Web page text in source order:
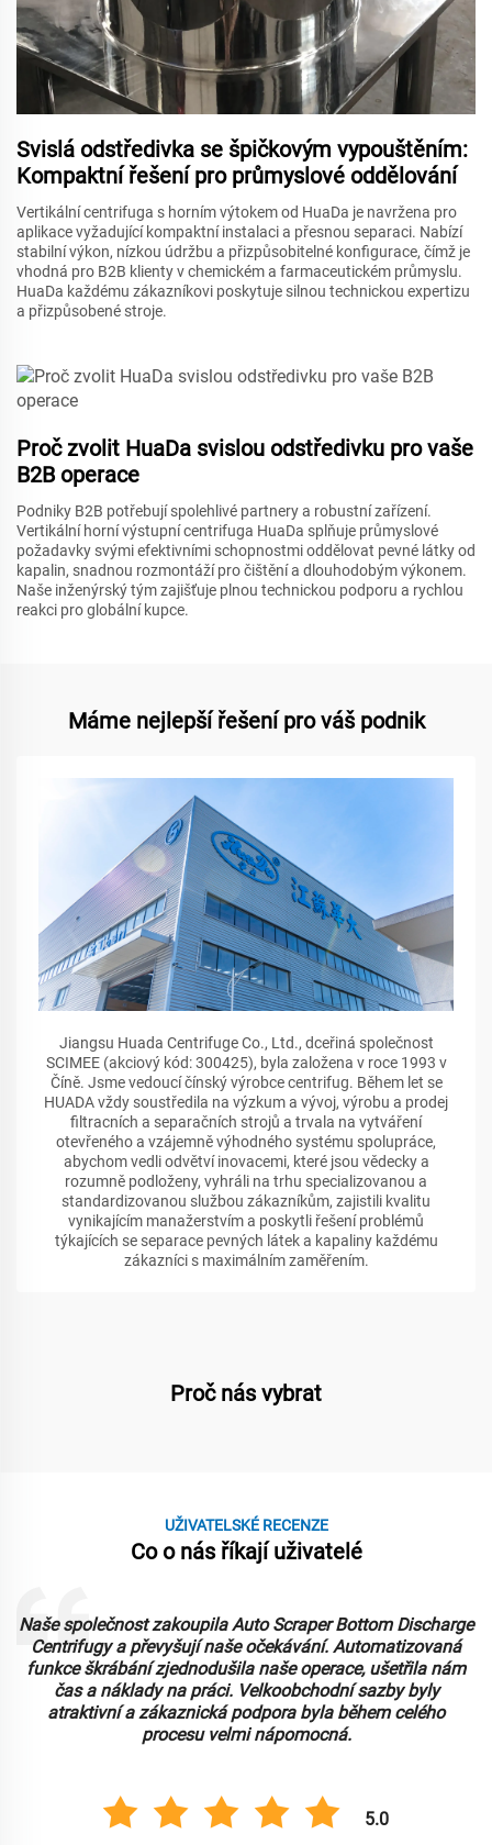
Svislá odstředivka se špičkovým vypouštěním:
Kompaktní řešení pro průmyslové oddělování
Vertikální centrifuga s horním výtokem od HuaDa je navržena pro
aplikace vyžadující kompaktní instalaci a přesnou separaci. Nabízí
stabilní výkon, nízkou údržbu a přizpůsobitelné konfigurace, čímž je
vhodná pro B2B klienty v chemickém a farmaceutickém průmyslu.
HuaDa každému zákazníkovi poskytuje silnou technickou expertizu
a přizpůsobené stroje.
Proč zvolit HuaDa svislou odstředivku pro vaše
B2B operace
Podniky B2B potřebují spolehlivé partnery a robustní zařízení.
Vertikální horní výstupní centrifuga HuaDa splňuje průmyslové
požadavky svými efektivními schopnostmi oddělovat pevné látky od
kapalin, snadnou rozmontáží pro čištění a dlouhodobým výkonem.
Naše inženýrský tým zajišťuje plnou technickou podporu a rychlou
reakci pro globální kupce.
Máme nejlepší řešení pro váš podnik
Jiangsu Huada Centrifuge Co., Ltd., dceřiná společnost
SCIMEE (akciový kód: 300425), byla založena v roce 1993 v
Číně. Jsme vedoucí čínský výrobce centrifug. Během let se
HUADA vždy soustředila na výzkum a vývoj, výrobu a prodej
filtracních a separačních strojů a trvala na vytváření
otevřeného a vzájemně výhodného systému spolupráce,
abychom vedli odvětví inovacemi, které jsou vědecky a
rozumně podloženy, vyhráli na trhu specializovanou a
standardizovanou službou zákazníkům, zajistili kvalitu
vynikajícím manažerstvím a poskytli řešení problémů
týkajících se separace pevných látek a kapaliny každému
zákazníci s maximálním zaměřením.
Proč nás vybrat
UŽIVATELSKÉ RECENZE
Co o nás říkají uživatelé
Naše společnost zakoupila Auto Scraper Bottom Discharge
Centrifugy a převyšují naše očekávání. Automatizovaná
funkce škrábání zjednodušila naše operace, ušetřila nám
čas a náklady na práci. Velkoobchodní sazby byly
atraktivní a zákaznická podpora byla během celého
procesu velmi nápomocná.
5.0